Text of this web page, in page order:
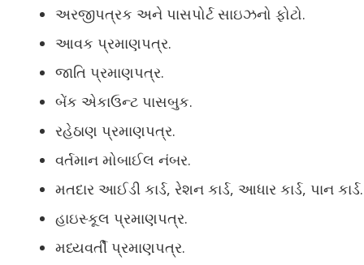
અરજીપત્રક અને પાસપોર્ટ સાઇઝનો ફોટો.
આવક પ્રમાણપત્ર.
જાતિ પ્રમાણપત્ર.
બેંક એકાઉન્ટ પાસબુક.
રહેઠાણ પ્રમાણપત્ર.
વર્તમાન મોબાઈલ નંબર.
મતદાર આઈડી કાર્ડ, રેશન કાર્ડ, આધાર કાર્ડ, પાન કાર્ડ.
હાઇસ્કૂલ પ્રમાણપત્ર.
મધ્યવર્તી પ્રમાણપત્ર.